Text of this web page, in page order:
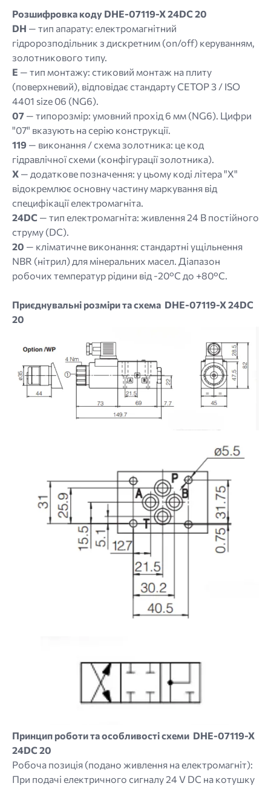
Розшифровка коду DHE-07119-X 24DC 20
DH — тип апарату: електромагнітний
гідророзподільник з дискретним (on/off) керуванням,
золотникового типу.
E — тип монтажу: стиковий монтаж на плиту
(поверхневий), відповідає стандарту CETOP 3 / ISO
4401 size 06 (NG6).
07 — типорозмір: умовний прохід 6 мм (NG6). Цифри
"07" вказують на серію конструкції.
119 — виконання / схема золотника: це код
гідравлічної схеми (конфігурації золотника).
X — додаткове позначення: у цьому коді літера "X"
відокремлює основну частину маркування від
специфікації електромагніта.
24DC — тип електромагніта: живлення 24 В постійного
струму (DC).
20 — кліматичне виконання: стандартні ущільнення
NBR (нітрил) для мінеральних масел. Діапазон
робочих температур рідини від -20°C до +80°C.
Приєднувальні розміри та схема DHE-07119-X 24DC
20
Принцип роботи та особливості схеми DHE-07119-X
24DC 20
Робоча позиція (подано живлення на електромагніт):
При подачі електричного сигналу 24 V DC на котушку